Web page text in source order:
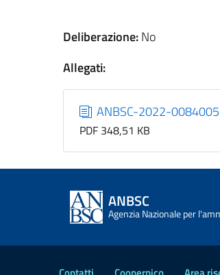
Deliberazione:No
Allegati:
ANBSC-2022-
PDF 348,51 KB
ANBSC
Agenzia Nazionale per